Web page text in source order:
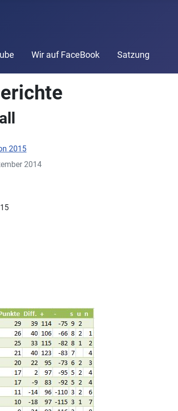
Wir auf FaceBook Satzung
2015
2014